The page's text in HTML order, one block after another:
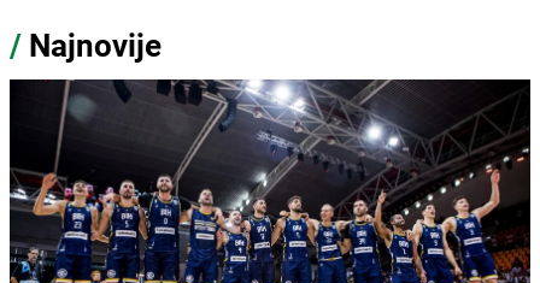
/ Najnovije